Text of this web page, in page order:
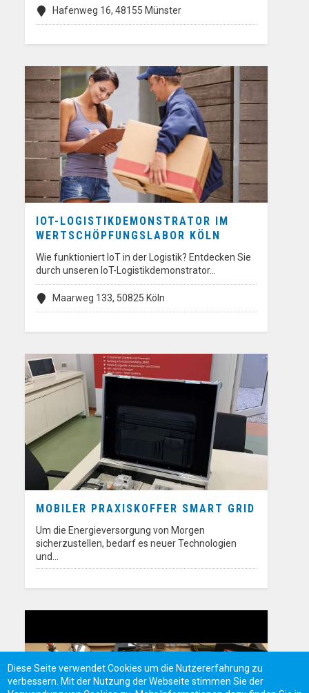
Hafenweg 16, 48155 Münster
IOT-LOGISTIKDEMONSTRATOR IM
WERTSCHÖPFUNGSLABOR KÖLN
Wie funktioniert IoT in der Logistik? Entdecken Sie
durch unseren IoT-Logistikdemonstrator…
Maarweg 133, 50825 Köln
MOBILER PRAXISKOFFER SMART GRID
Um die Energieversorgung von Morgen
sicherzustellen, bedarf es neuer Technologien
und…
Diese Seite verwendet Cookies um die Nutzererfahrung zu
verbessern. Mit der Nutzung der Webseite stimmen Sie der